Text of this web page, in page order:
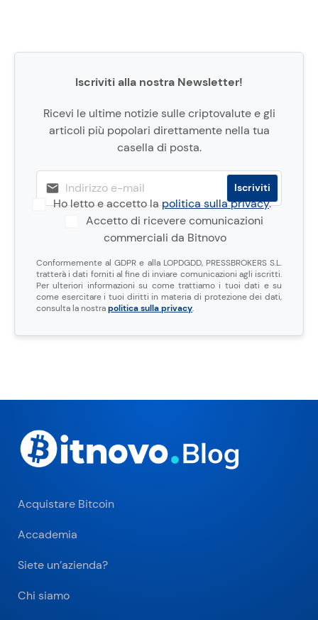
Iscriviti alla nostra Newsletter!
Ricevi le ultime notizie sulle criptovalute e gli
articoli più popolari direttamente nella tua
casella di posta.
Ho letto e accetto lapolitica sulla privacy.
Accetto di ricevere comunicazioni
commerciali da Bitnovo
Conformemente al GDPR e alla LOPDGDD, PRESSBROKERS S.L.
tratterà i dati forniti al fine di inviare comunicazioni agli iscritti.
Per ulteriori informazioni su come trattiamo i tuoi dati e su
come esercitare i tuoi diritti in materia di protezione dei dati,
consulta la nostrapolitica sulla privacy.
Acquistare Bitcoin
Accademia
Siete un’azienda?
Chi siamo